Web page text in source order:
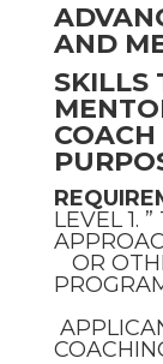
AND
SKILLS
LEVEL 1.
OR